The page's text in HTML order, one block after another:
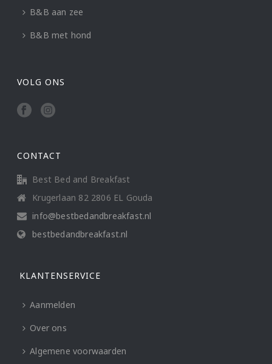
B&B aan zee
B&B met hond
VOLG ONS
CONTACT
Best Bed and Breakfast
Krugerlaan 82 2806 EL Gouda
info@bestbedandbreakfast.nl
bestbedandbreakfast.nl
KLANTENSERVICE
Aanmelden
Over ons
Algemene voorwaarden